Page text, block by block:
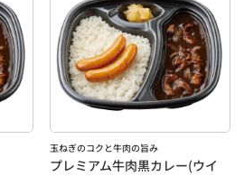
玉ねぎのコクと牛肉の旨み
プレミアム牛肉黒カレー(ウイ